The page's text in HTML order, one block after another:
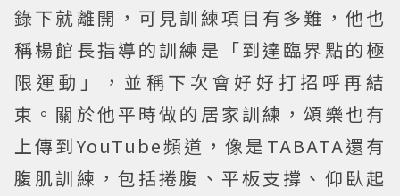
錄下就離開，可見訓練項目有多難，他也
稱楊館長指導的訓練是「到達臨界點的極
限運動」，並稱下次會好好打招呼再結
束。關於他平時做的居家訓練，頌樂也有
上傳到YouTube頻道，像是TABATA還有
腹肌訓練，包括捲腹、平板支撐、仰臥起